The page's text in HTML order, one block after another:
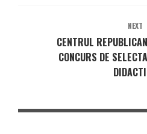
NEXT
CENTRUL
CONCURS DE